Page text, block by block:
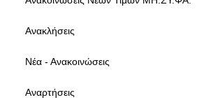
Ανακλήσεις
Νέα - Ανακοινώσεις
Αναρτήσεις